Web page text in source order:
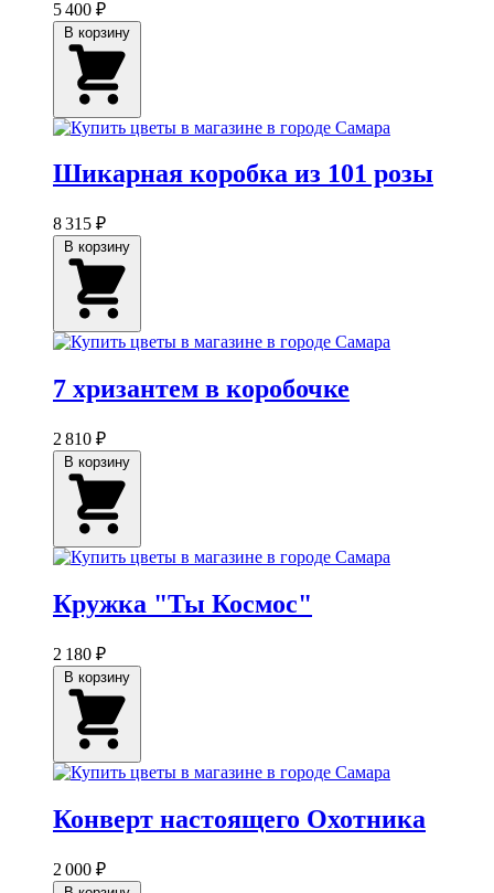
5 400 ₽
Шикарная коробка из 101 розы
8 315 ₽
7 хризантем в коробочке
2 810 ₽
Кружка "Ты Космос"
2 180 ₽
Конверт настоящего Охотника
2 000 ₽